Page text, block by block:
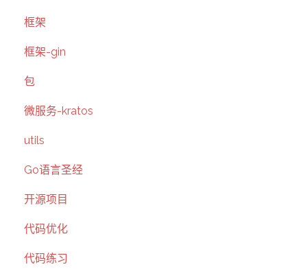
框架
框架-gin
包
微服务-kratos
utils
Go语言圣经
开源项目
代码优化
代码练习